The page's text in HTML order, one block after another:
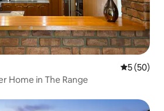
Średnia
5 (50)
Home in The Range